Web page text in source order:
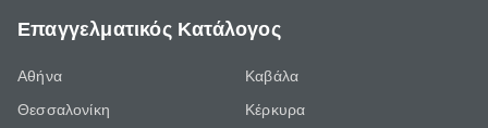
Επαγγελματικός Κατάλογος
Αθήνα
Θεσσαλονίκη
Καβάλα
Κέρκυρα